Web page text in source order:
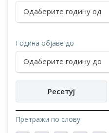
Одаберите годину од
Година објаве до
Одаберите годину до
Ресетуј
Претражи по слову